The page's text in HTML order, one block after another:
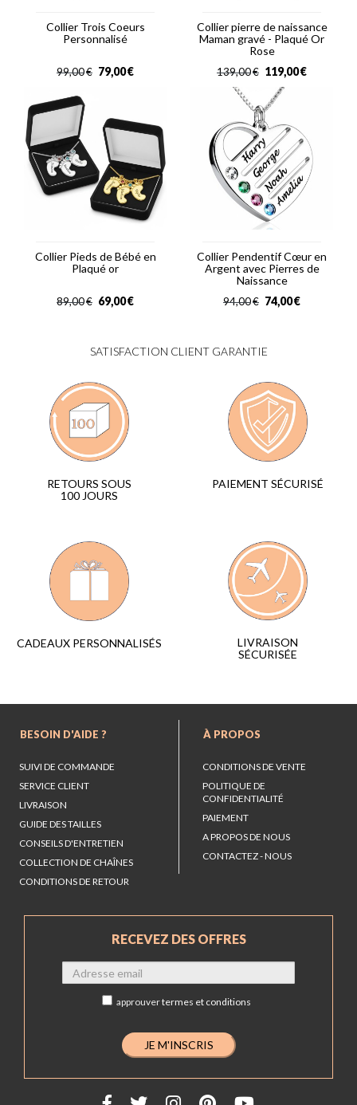
Collier Trois Coeurs
Personnalisé
€
99,00 €
79,00
Collier pierre de naissance
Maman gravé - Plaqué Or
Rose
€
139,00 €
119,00
Collier Pieds de Bébé en
Plaqué or
€
89,00 €
69,00
Collier Pendentif Cœur en
Argent avec Pierres de
Naissance
€
94,00 €
74,00
SATISFACTION CLIENT GARANTIE
RETOURS SOUS
100 JOURS
PAIEMENT SÉCURISÉ
CADEAUX PERSONNALISÉS
LIVRAISON
SÉCURISÉE
BESOIN D'AIDE ?
SUIVI DE COMMANDE
SERVICE CLIENT
LIVRAISON
GUIDE DES TAILLES
CONSEILS D'ENTRETIEN
COLLECTION DE CHAÎNES
CONDITIONS DE RETOUR
À PROPOS
CONDITIONS DE VENTE
POLITIQUE DE
CONFIDENTIALITÉ
PAIEMENT
A PROPOS DE NOUS
CONTACTEZ - NOUS
RECEVEZ DES OFFRES
approuvertermes et conditions